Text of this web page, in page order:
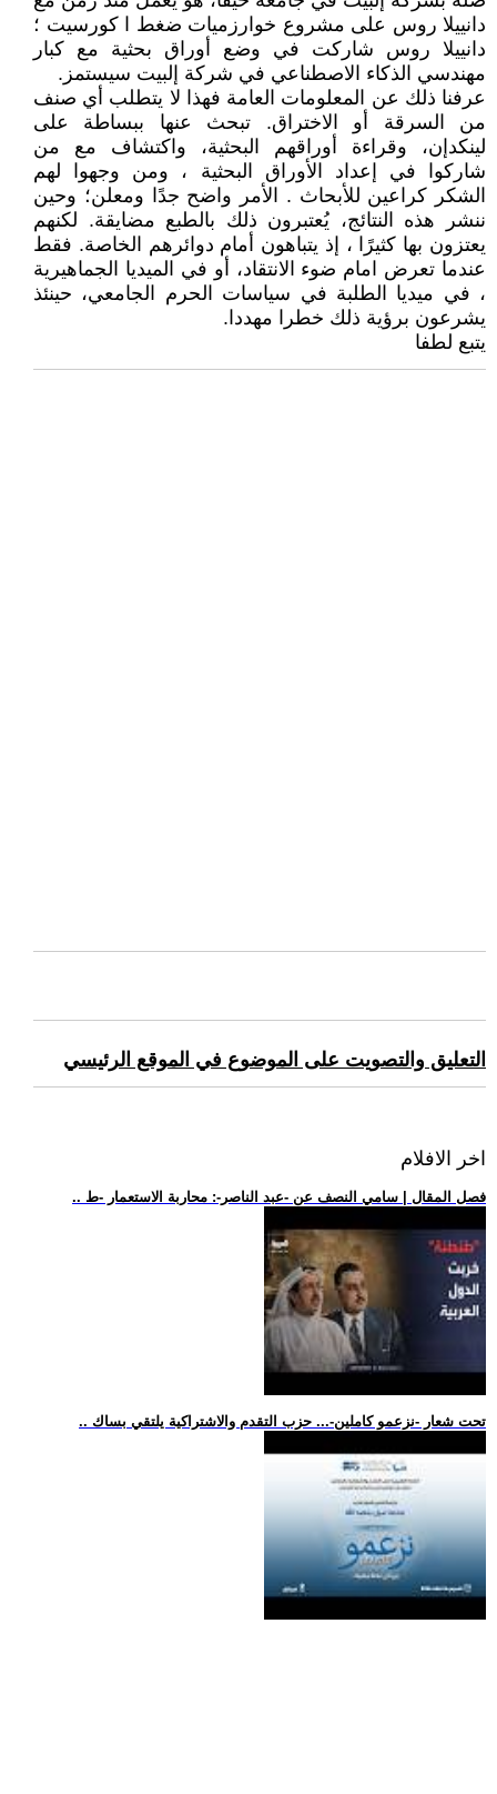
دانييلا روس على مشروع خوارزميات ضغط ا كورسيت ؛
دانييلا روس شاركت في وضع أوراق بحثية مع كبار
مهندسي الذكاء الاصطناعي في شركة إلبيت سيستمز.
عرفنا ذلك عن المعلومات العامة فهذا لا يتطلب أي صنف
من السرقة أو الاختراق. تبحث عنها ببساطة على
لينكدإن، وقراءة أوراقهم البحثية، واكتشاف مع من
شاركوا في إعداد الأوراق البحثية ، ومن وجهوا لهم
الشكر كراعين للأبحاث . الأمر واضح جدًا ومعلن؛ وحين
ننشر هذه النتائج، يُعتبرون ذلك بالطبع مضايقة. لكنهم
يعتزون بها كثيرًا ، إذ يتباهون أمام دوائرهم الخاصة. فقط
عندما تعرض امام ضوء الانتقاد، أو في الميديا الجماهيرية
، في ميديا الطلبة في سياسات الحرم الجامعي، حينئذ
يشرعون برؤية ذلك خطرا مهددا.
يتبع لطفا
التعليق والتصويت على الموضوع في الموقع الرئيسي
اخر الافلام
.. فصل المقال | سامي النصف عن -عبد الناصر-: محاربة الاستعمار -ط
.. تحت شعار -نزعمو كاملين-... حزب التقدم والاشتراكية يلتقي بساك